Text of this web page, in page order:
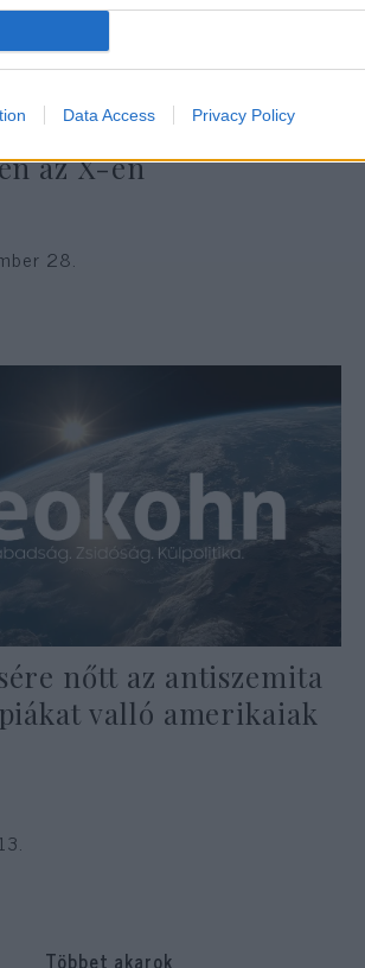
Data Access Privacy Policy
vezető beszélget ma
az X-en
28.
nőtt az antiszemita
valló amerikaiak
Többet akarok